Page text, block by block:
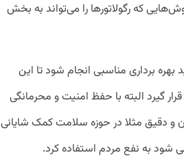
که رگولاتور‌ها را می‌تواند به بخش
برداری مناسبی انجام شود تا این
گیرد البته با حفظ امنیت و محرمانگی
و دقیق مثلا در حوزه سلامت کمک شایانی
شود به نفع مردم استفاده کرد.